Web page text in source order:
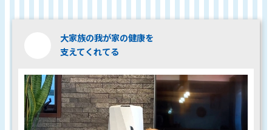
大家族の我が家の健康を
支えてくれてる